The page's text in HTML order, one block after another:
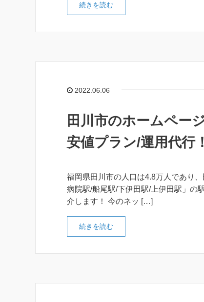
続きを読む
2022.06.06
田川市のホームペー
安値プラン/運用代行！
福岡県田川市の人口は4.8万人であり
病院駅/船尾駅/下伊田駅/上伊田駅」の
介します！ 今のネッ […]
続きを読む